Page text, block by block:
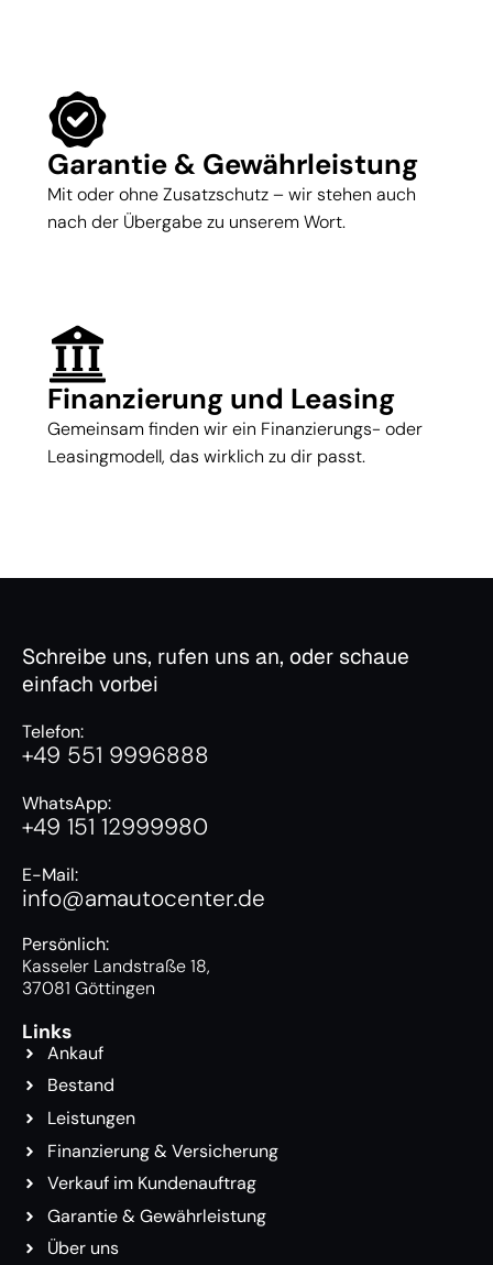
Garantie & Gewährleistung
Mit oder ohne Zusatzschutz – wir stehen auch
nach der Übergabe zu unserem Wort.
Finanzierung und Leasing
Gemeinsam finden wir ein Finanzierungs- oder
Leasingmodell, das wirklich zu dir passt.
Schreibe uns, rufen uns an, oder schaue
einfach vorbei
Telefon:
+49 551 9996888
WhatsApp:
+49 151 12999980
E-Mail:
info@amautocenter.de
Persönlich:
Kasseler Landstraße 18,
37081 Göttingen
Links
Ankauf
Bestand
Leistungen
Finanzierung & Versicherung
Verkauf im Kundenauftrag
Garantie & Gewährleistung
Über uns